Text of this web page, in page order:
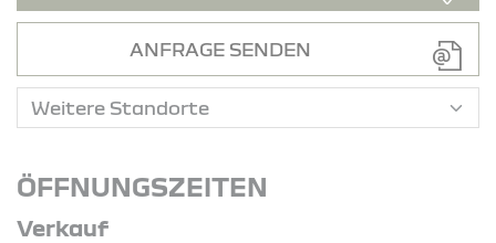
ANFRAGE SENDEN
ÖFFNUNGSZEITEN
Verkauf